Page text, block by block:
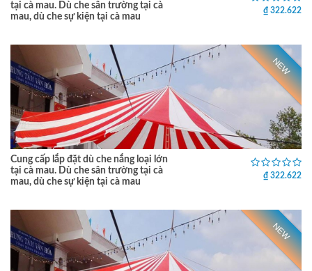
tại cà mau. Dù che sân trường tại cà
mau, dù che sự kiện tại cà mau
₫ 322.622
NEW
Cung cấp lắp đặt dù che nắng loại lớn
tại cà mau. Dù che sân trường tại cà
mau, dù che sự kiện tại cà mau
₫ 322.622
NEW